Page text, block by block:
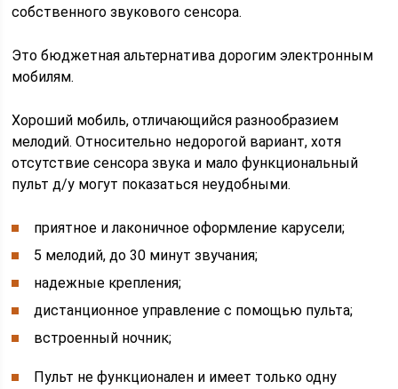
собственного звукового сенсора.
Это бюджетная альтернатива дорогим электронным
мобилям.
Хороший мобиль, отличающийся разнообразием
мелодий. Относительно недорогой вариант, хотя
отсутствие сенсора звука и мало функциональный
пульт д/у могут показаться неудобными.
приятное и лаконичное оформление карусели;
5 мелодий, до 30 минут звучания;
надежные крепления;
дистанционное управление с помощью пульта;
встроенный ночник;
Пульт не функционален и имеет только одну